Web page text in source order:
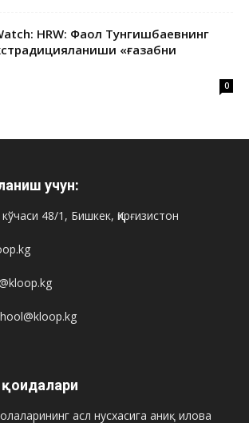
HRW: Фаол Тунгишбаевнинг
«ғазабни
0
учун:
48/1, Бишкек, Қирғизистон
асл нусхасига аниқ илова